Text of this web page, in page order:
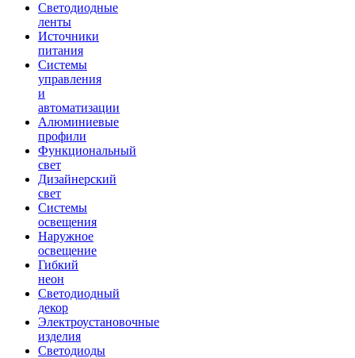
Светодиодные
ленты
Источники
питания
Системы
управления
и
автоматизации
Алюминиевые
профили
Функциональный
свет
Дизайнерский
свет
Системы
освещения
Наружное
освещение
Гибкий
неон
Светодиодный
декор
Электроустановочные
изделия
Светодиоды